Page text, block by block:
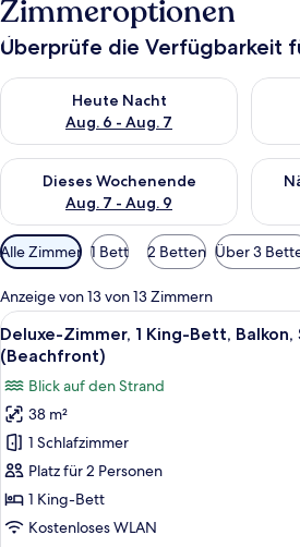
Zimmeroptionen
Überprüfe die Verfügbarkeit
Heute Nacht
Aug. 6 - Aug. 7
Überprüfe die Verfügbarkeit für
Dieses Wochenende
Aug. 7 - Aug. 9
Überprüfe die Verfügbarkeit für
Verfügbare
Filter
für
Zimmer
Alle Zimmer 1 Bett 2 Betten Über 3
Anzeige von 13 von 13 Zimmern
Alle
Fotos
für
Deluxe-
Zimmer,
1 King-
Bett,
Balkon,
Strandnähe
Ein
8
Deluxe-Zimmer, 1 King-Bett, Balkon,
(Beachfront)
Blick auf den Strand
38 m²
1 Schlafzimmer
Platz für 2 Personen
1 King-Bett
Kostenloses WLAN